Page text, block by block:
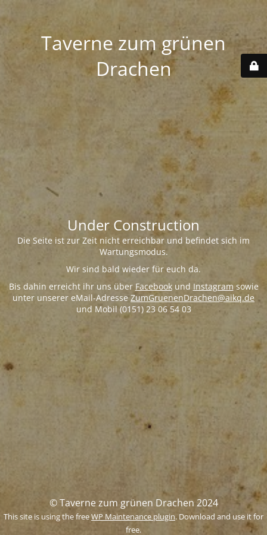
Taverne zum grünen
Drachen
Under Construction
Die Seite ist zur Zeit nicht erreichbar und befindet sich im
Wartungsmodus.
Wir sind bald wieder für euch da.
Bis dahin erreicht ihr uns über Facebookund Instagram sowie
unter unserer eMail-AdresseZumGruenenDrachen@aikq.de
und Mobil (0151) 23 06 54 03
© Taverne zum grünen Drachen 2024
This site is using the freeWP Maintenance plugin. Download and use it for
free.